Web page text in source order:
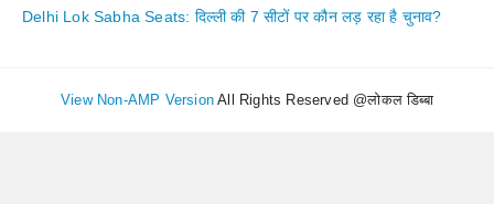
Delhi Lok Sabha Seats: दिल्ली की 7 सीटों पर कौन लड़ रहा है चुनाव?
View Non-AMP Version All Rights Reserved @लोकल डिब्बा